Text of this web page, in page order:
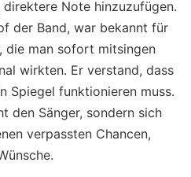
Note hinzuzufügen.
der Band, war bekannt für
die man sofort mitsingen
wirkten. Er verstand, dass
Spiegel funktionieren muss.
den Sänger, sondern sich
verpassten Chancen,